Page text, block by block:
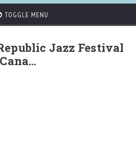
TOGGLE MENU
Jazz Festival